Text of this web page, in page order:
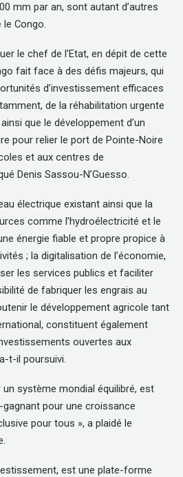
mm par an, sont autant d’autres
Congo.
le chef de l’Etat, en dépit de cette
fait face à des défis majeurs, qui
d’investissement efficaces
de la réhabilitation urgente
que le développement d’un
pour relier le port de Pointe-Noire
et aux centres de
Denis Sassou-N’Guesso.
électrique existant ainsi que la
comme l’hydroélectricité et le
énergie fiable et propre propice à
; la digitalisation de l’économie,
les services publics et faciliter
de fabriquer les engrais au
le développement agricole tant
constituent également
ouvertes aux
t-il poursuivi.
un système mondial équilibré, est
pour une croissance
pour tous », a plaidé le
est une plate-forme